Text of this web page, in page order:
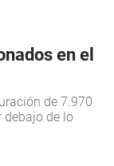
en el
de 7.970
debajo de lo